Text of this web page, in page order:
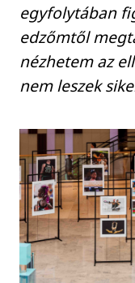
egyfolytában
edzőmtől
nézhetem az
nem leszek